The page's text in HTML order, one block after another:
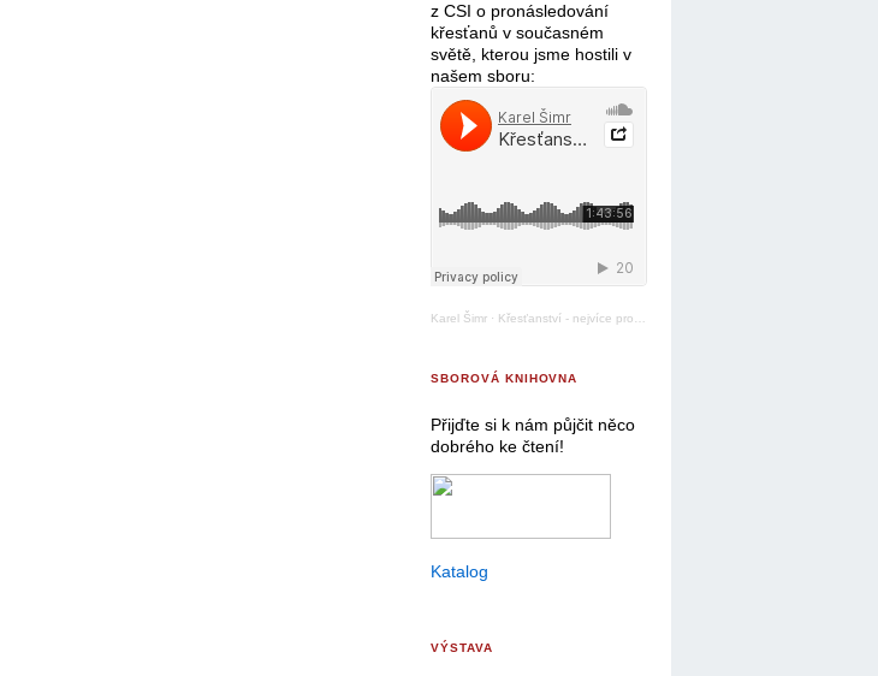
z CSI o pronásledování
křesťanů v současném
světě, kterou jsme hostili v
našem sboru:
Karel Šimr · Křesťanství - nejvíce pronásledované náboženství
SBOROVÁ KNIHOVNA
Přijďte si k nám půjčit něco
dobrého ke čtení!
Katalog
VÝSTAVA